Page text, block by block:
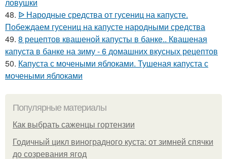
48. ᐉ Народные средства от гусениц на капусте.
Побеждаем гусениц на капусте народными средства
49. 8 рецептов квашеной капусты в банке.. Квашеная
капуста в банке на зиму - 6 домашних вкусных рецептов
50. Капуста с мочеными яблоками. Тушеная капуста с
мочеными яблоками
Популярные материалы
Как выбрать саженцы гортензии
Годичный цикл виноградного куста: от зимней спячки
до созревания ягод